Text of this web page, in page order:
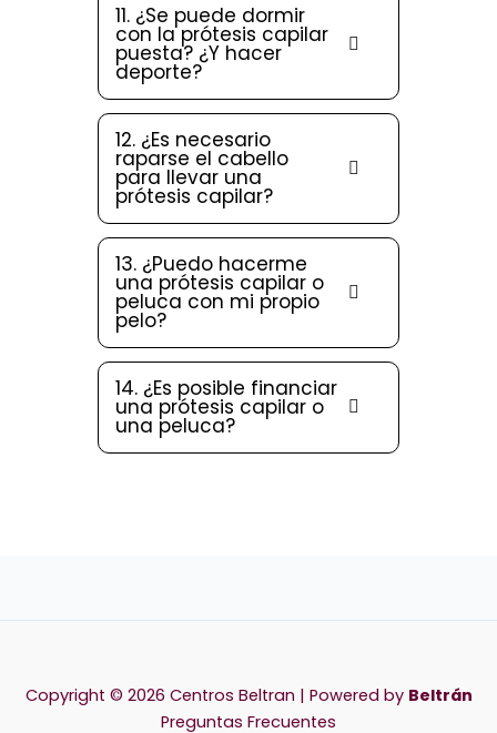
11. ¿Se puede dormir
con la prótesis capilar
puesta? ¿Y hacer
deporte?
12. ¿Es necesario
raparse el cabello
para llevar una
prótesis capilar?
13. ¿Puedo hacerme
una prótesis capilar o
peluca con mi propio
pelo?
14. ¿Es posible financiar
una prótesis capilar o
una peluca?
Copyright © 2026 Centros Beltran | Powered by Beltrán
Preguntas Frecuentes